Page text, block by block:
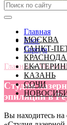
МОСКВА
САНКТ-
КАЗАНЬ
СОЧИ
Главная
Блог
Города
Главная »
Cтудия
эпиляции в
Вы находитесь на